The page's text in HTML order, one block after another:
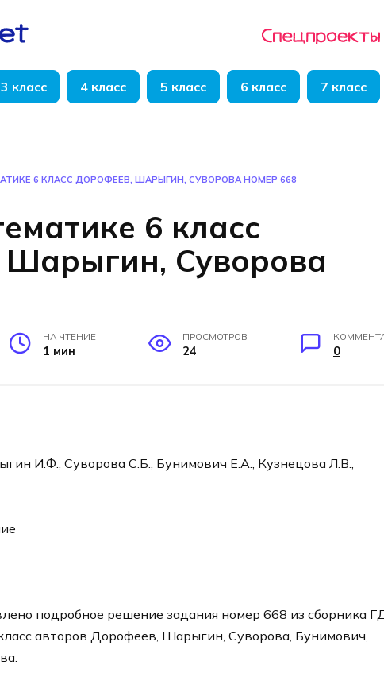
3 класс 4 класс 5 класс 6 класс 7 класс
6 КЛАСС ДОРОФЕЕВ, ШАРЫГИН, СУВОРОВА НОМЕР 668
6 класс
Суворова
НА ЧТЕНИЕ
1 мин
ПРОСМОТРОВ
24 0
И.Ф., Суворова С.Б., Бунимович Е.А., Кузнецова Л.В.,
подробное решение задания номер 668 из сборника
авторов Дорофеев, Шарыгин, Суворова, Бунимович,